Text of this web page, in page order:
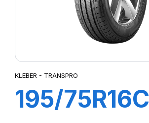
KLEBER - TRANSPRO
195/75R16C